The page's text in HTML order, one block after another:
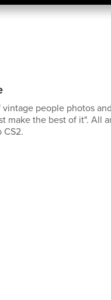
people photos
make the best of it". All
CS2.